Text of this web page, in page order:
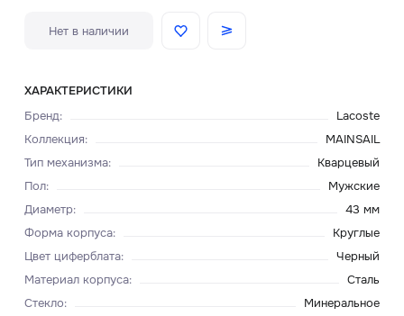
Нет в наличии
ХАРАКТЕРИСТИКИ
Бренд:
Lacoste
Коллекция:
MAINSAIL
Тип механизма:
Кварцевый
Пол:
Мужские
Диаметр:
43 мм
Форма корпуса:
Круглые
Цвет циферблата:
Черный
Материал корпуса:
Сталь
Стекло:
Минеральное